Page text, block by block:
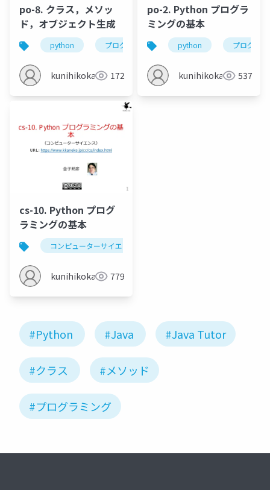
po-8. クラス，メソッ
ド，オブジェクト生成
python プログラミング クラス オブジェ
kunihikokaneko172
po-2. Python プログラ
ミングの基本
python プログラ
kunihikokaneko537
cs-10. Python プログ
ラミングの基本
コンピューターサイエンス
kunihikokaneko779
#Python #Java #Java Tutor
#クラス #メソッド
#プログラミング